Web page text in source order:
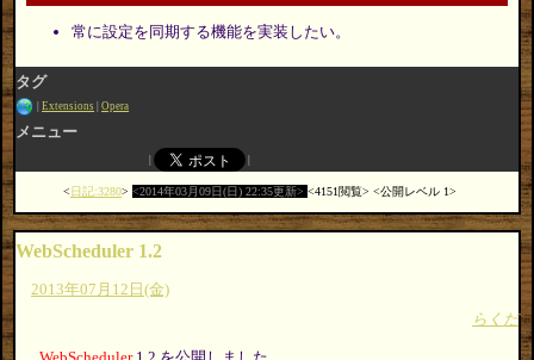
常に設定を同期する機能を実装したい。
タグ
Extensions Opera
メニュー
日記:3280 2014年03月09日(日) 22:35更新 4151閲覧 公開レベル 1
WebScheduler 1.2
2013年07月12日(金)
らくだ